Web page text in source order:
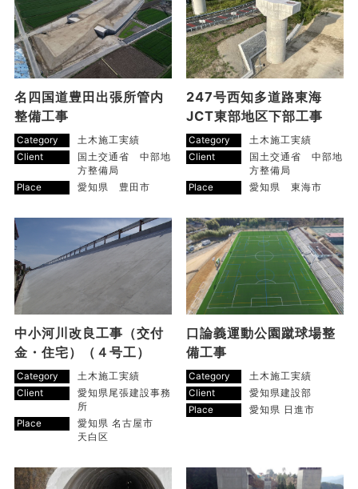
名四国道豊田出張所管内
整備工事
Category
土木施工実績
Client
国土交通省 中部地
方整備局
Place
愛知県 豊田市
247号西知多道路東海
JCT東部地区下部工事
Category
土木施工実績
Client
国土交通省 中部地
方整備局
Place
愛知県 東海市
中小河川改良工事（交付
金・住宅）（４号工）
Category
土木施工実績
Client
愛知県尾張建設事務
所
Place
愛知県 名古屋市
天白区
口論義運動公園蹴球場整
備工事
Category
土木施工実績
Client
愛知県建設部
Place
愛知県 日進市